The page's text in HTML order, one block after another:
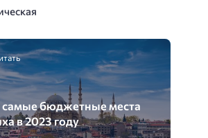
самые бюджетные места
в 2023 году